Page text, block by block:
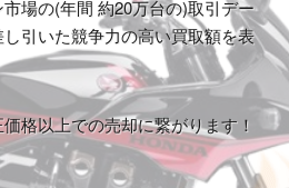
場の(年間 約20万台の)取引デー
引いた競争力の高い買取額を表
格以上での売却に繋がります！